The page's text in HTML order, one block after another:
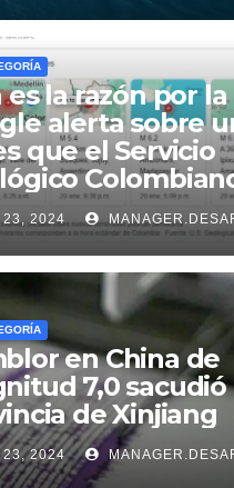
es la razón por
alerta sobre
que el Servicio
23, 2024
en China de
7,0 sacudió
de Xinjiang
23, 2024